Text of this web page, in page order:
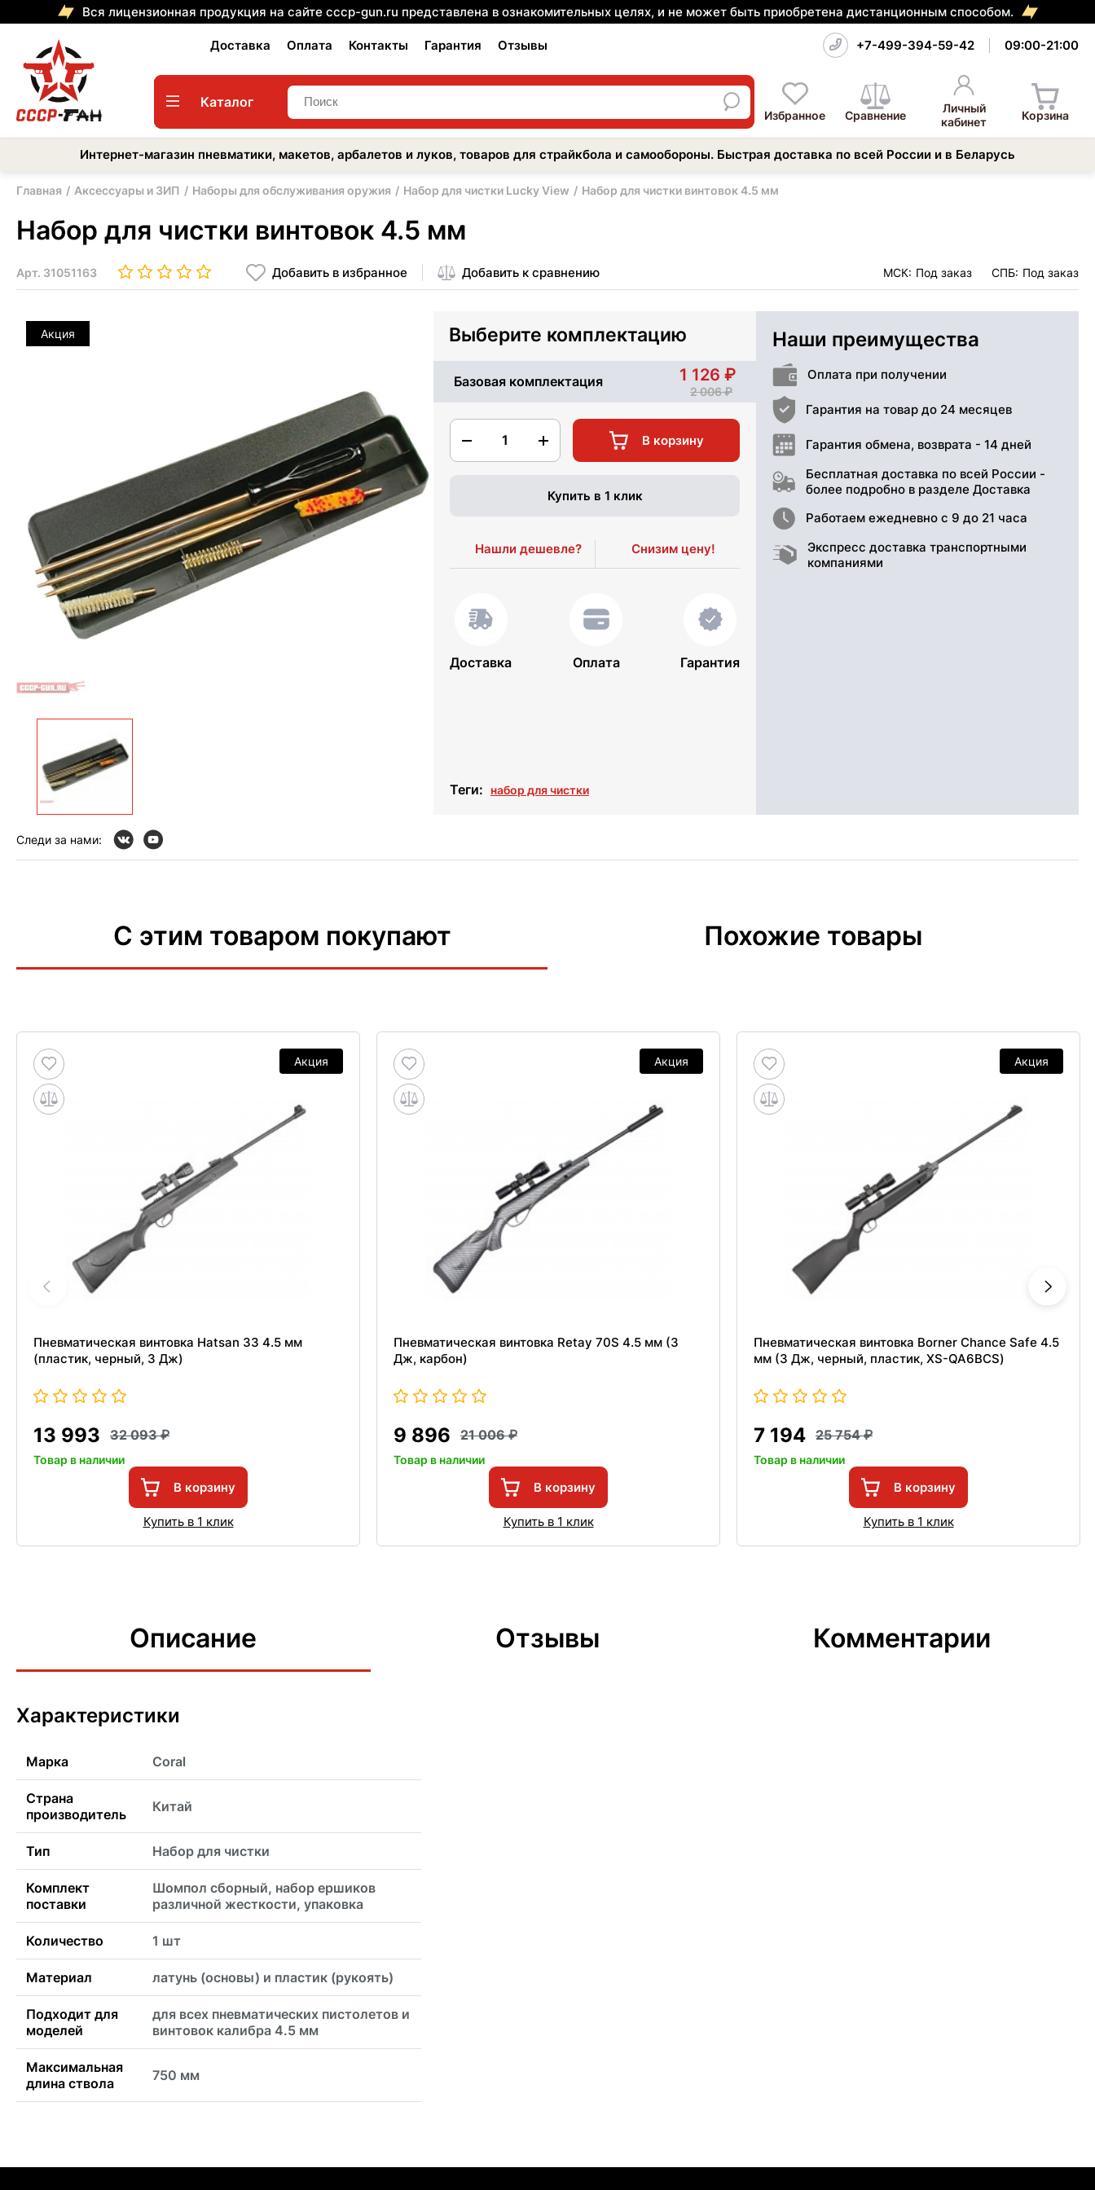
Вся лицензионная продукция на сайте cccp-gun.ru представлена в ознакомительных целях, и не может быть приобретена дистанционным способом.
Доставка Оплата Контакты Гарантия Отзывы +7-499-394-59-42 09:00-21:00
Каталог
Избранное Сравнение
Личный
кабинет
Корзина
Интернет-магазин пневматики, макетов, арбалетов и луков, товаров для страйкбола и самообороны. Быстрая доставка по всей России и в Беларусь
Главная Аксессуары и ЗИП Наборы для обслуживания оружия Набор для чистки Lucky View Набор для чистки винтовок 4.5 мм
Набор для чистки винтовок 4.5 мм
Арт. 31051163 Добавить в избранное Добавить к сравнению МСК: Под заказ СПБ: Под заказ
Акция Выберите комплектацию
Базовая комплектация 1 126
2 006
1 В корзину
Купить в 1 клик
Нашли дешевле? Снизим цену!
Доставка Оплата Гарантия
Теги: набор для чистки
Наши преимущества
Оплата при получении
Гарантия на товар до 24 месяцев
Гарантия обмена, возврата - 14 дней
Бесплатная доставка по всей России -
более подробно в разделе Доставка
Работаем ежедневно с 9 до 21 часа
Экспресс доставка транспортными
компаниями
Следи за нами:
С этим товаром покупают Похожие товары
Акция
Пневматическая винтовка Hatsan 33 4.5 мм
(пластик, черный, 3 Дж)
13 993 32 093
Товар в наличии
В корзину
Купить в 1 клик
Акция
Пневматическая винтовка Retay 70S 4.5 мм (3
Дж, карбон)
9 896 21 006
Товар в наличии
В корзину
Купить в 1 клик
Акция
Пневматическая винтовка Borner Chance Safe 4.5
мм (3 Дж, черный, пластик, XS-QA6BCS)
7 194 25 754
Товар в наличии
В корзину
Купить в 1 клик
Описание Отзывы Комментарии
Характеристики
Марка Coral
Страна
производитель
Китай
Тип Набор для чистки
Комплект
поставки
Шомпол сборный, набор ершиков
различной жесткости, упаковка
Количество 1 шт
Материал латунь (основы) и пластик (рукоять)
Подходит для
моделей
для всех пневматических пистолетов и
винтовок калибра 4.5 мм
Максимальная
длина ствола
750 мм